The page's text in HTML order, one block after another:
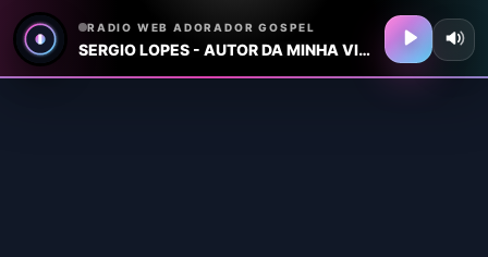
RADIO WEB ADORADOR GOSPEL
SERGIO LOPES - AUTOR DA MINHA VIDA